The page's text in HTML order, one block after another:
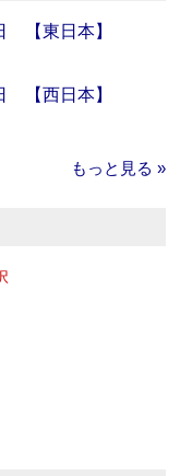
【東日本】
【西日本】
もっと見る »